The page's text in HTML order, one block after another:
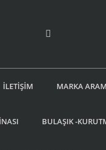
İLETİŞİM MARKA
BULAŞIK -